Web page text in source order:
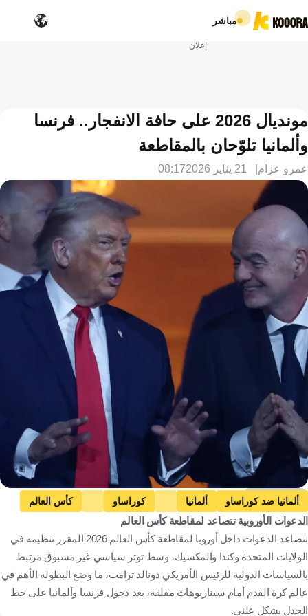
مباشر
إعلان
مونديال 2026 على حافة الانفجار.. فرنسا
وألمانيا تلوّحان بالمقاطعة
عمرو عزام 21 يناير 2026 08:17
Getty Images
ألمانيا ضد كوراساو ألمانيا كوراساو
كأس العالم
فرنسا ضد السنغال
فرنسا السنغال
كوراساو
الولايات المتحدة فرنسا السنغال كرة قدم
الدعوات الأوروبية تتصاعد لمقاطعة كأس العالم
تتصاعد الدعوات داخل أوروبا لمقاطعة كأس العالم 2026 المقرر تنظيمه في
الولايات المتحدة وكندا والمكسيك، وسط توتر سياسي غير مسبوق مرتبط
بالسياسات الدولية للرئيس الأمريكي دونالد ترامب، ما وضع البطولة الأهم في
عالم كرة القدم أمام سيناريوهات مقلقة، بعد دخول فرنسا وألمانيا على خط
الجدل بشكل علني.